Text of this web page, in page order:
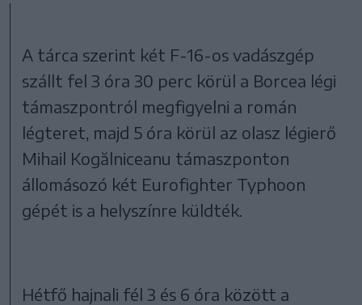
A tárca szerint két F-16-os vadászgép
szállt fel 3 óra 30 perc körül a Borcea légi
támaszpontról megfigyelni a román
légteret, majd 5 óra körül az olasz légierő
Mihail Kogălniceanu támaszponton
állomásozó két Eurofighter Typhoon
gépét is a helyszínre küldték.
Hétfő hajnali fél 3 és 6 óra között a